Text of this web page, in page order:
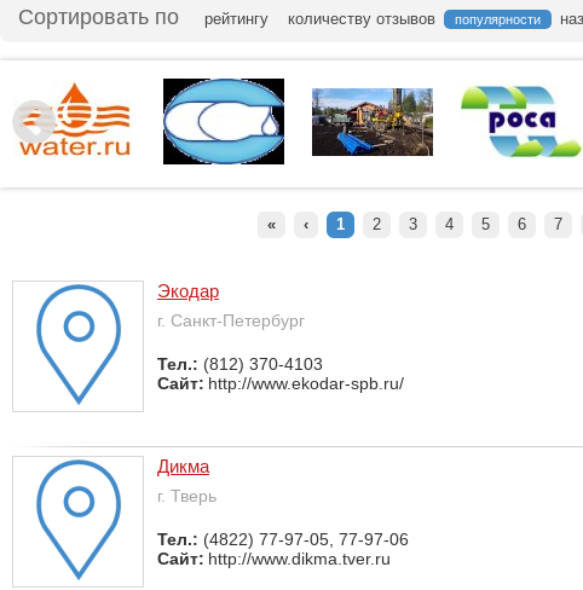
Сортировать по рейтингу количеству отзывов популярности
« ‹ 1 2 3 4 5 6 7
Экодар
г. Санкт-Петербург
Тел.: (812) 370-4103
Сайт: http://www.ekodar-spb.ru/
Дикма
г. Тверь
Тел.: (4822) 77-97-05, 77-97-06
Сайт: http://www.dikma.tver.ru